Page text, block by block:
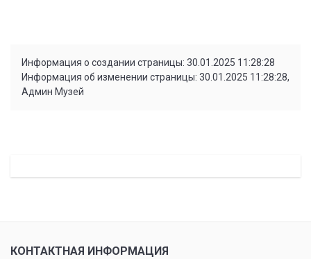
Информация о создании страницы: 30.01.2025 11:28:28
Информация об изменении страницы: 30.01.2025 11:28:28,
Админ Музей
КОНТАКТНАЯ ИНФОРМАЦИЯ